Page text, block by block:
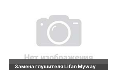
Замена глушителя Lifan Myway